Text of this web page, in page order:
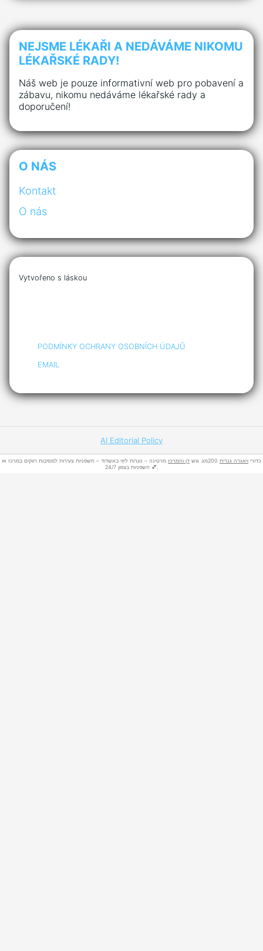
NEJSME LÉKAŘI A NEDÁVÁME NIKOMU
LÉKAŘSKÉ RADY!
Náš web je pouze informativní web pro pobavení a
zábavu, nikomu nedáváme lékařské rady a
doporučení!
O NÁS
Kontakt
O nás
Vytvořeno s láskou
PODMÍNKY OCHRANY OSOBNÍCH ÚDAJŮ
EMAIL
AI Editorial Policy
כדורי ויאגרה גנרית דן והמרכז מרטינה – נערות ליווי באשדוד – חשפניות צעירות למסיבות רווקים במרכז או
חשפניות בצפון 24/7 💕.